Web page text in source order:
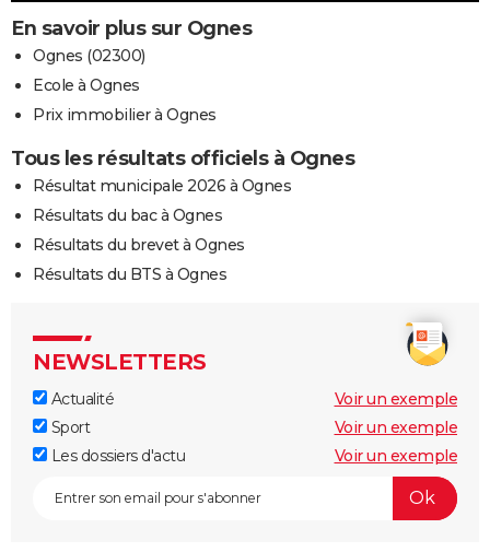
En savoir plus sur Ognes
Ognes (02300)
Ecole à Ognes
Prix immobilier à Ognes
Tous les résultats officiels à Ognes
Résultat municipale 2026 à Ognes
Résultats du bac à Ognes
Résultats du brevet à Ognes
Résultats du BTS à Ognes
NEWSLETTERS
Actualité
Voir un exemple
Sport
Voir un exemple
Les dossiers d'actu
Voir un exemple